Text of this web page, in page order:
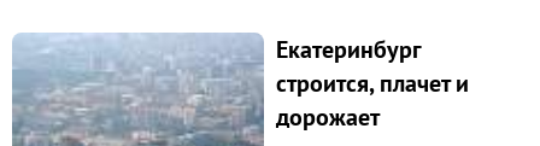
Екатеринбург
строится, плачет и
дорожает